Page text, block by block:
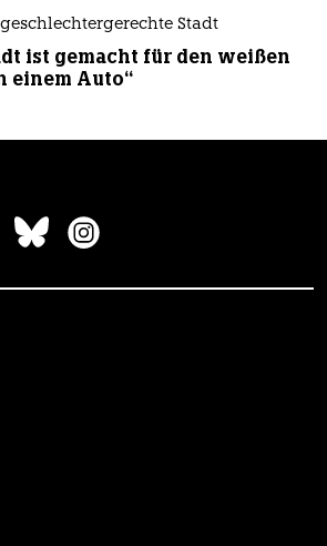
Stadt
ist gemacht für den weißen
einem Auto“